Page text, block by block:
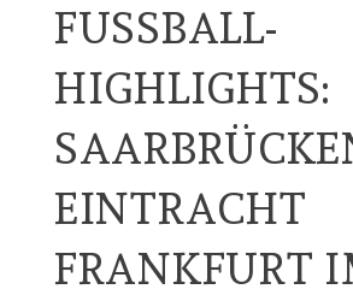
FUSSBALL-H
IGHLIGHTS: S
INTRACHT F
RANKFURT